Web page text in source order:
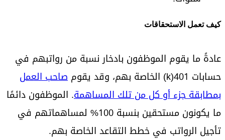
كيف تعمل الاستحقاقات
عادةً ما يقوم الموظفون بادخار نسبة من رواتبهم في
حسابات 401(k) الخاصة بهم، وقد يقوم
صاحب العمل
بمطابقة جزء أو كل من تلك المساهمة. الموظفون دائمًا
ما يكونون مستحقين بنسبة 100% لمساهماتهم في
تأجيل الرواتب في خطط التقاعد الخاصة بهم.